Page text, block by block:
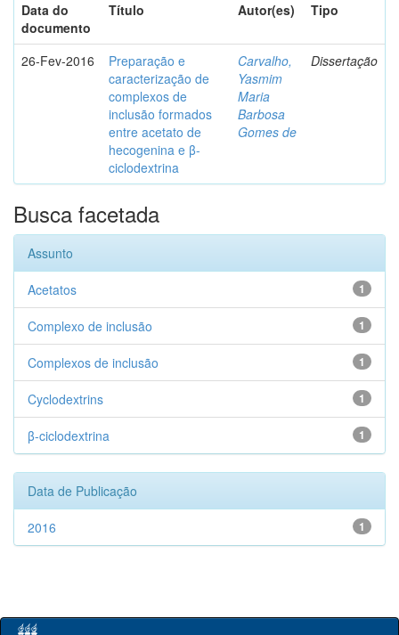
Data do
documento
Título Autor(es) Tipo
26-Fev-2016
Preparação e
caracterização de
complexos de
inclusão formados
entre acetato de
hecogenina e β-
ciclodextrina
Carvalho,
Yasmim
Maria
Barbosa
Gomes de
Dissertação
Busca facetada
Assunto
1
Acetatos
1
Complexo de inclusão
1
Complexos de inclusão
1
Cyclodextrins
1
β-ciclodextrina
Data de Publicação
1
2016